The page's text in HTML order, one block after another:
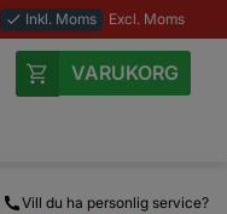
done Inkl. Moms Excl. Moms
Vill du ha personlig service?
Favoriter
Kundvagn